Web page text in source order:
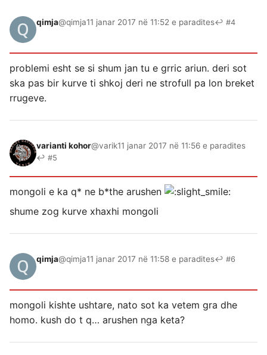
qimja@qimja11 janar 2017 në 11:52 e paradites↩ #4
problemi esht se si shum jan tu e grric ariun. deri sot
ska pas bir kurve ti shkoj deri ne strofull pa lon breket
rrugeve.
varianti kohor@varik11 janar 2017 në 11:56 e paradites
↩ #5
mongoli e ka q* ne b*the arushen
shume zog kurve xhaxhi mongoli
qimja@qimja11 janar 2017 në 11:58 e paradites↩ #6
mongoli kishte ushtare, nato sot ka vetem gra dhe
homo. kush do t q… arushen nga keta?